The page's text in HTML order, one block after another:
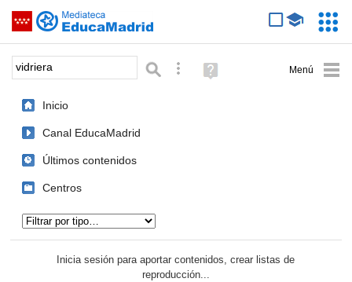
Saltar navegación
Palabra o frase: Búsqueda avanzada
Ayuda
(en
Inicio
Canal EducaMadrid
Últimos contenidos
Centros
Inicia sesión para aportar contenidos, crear listas de
reproducción...